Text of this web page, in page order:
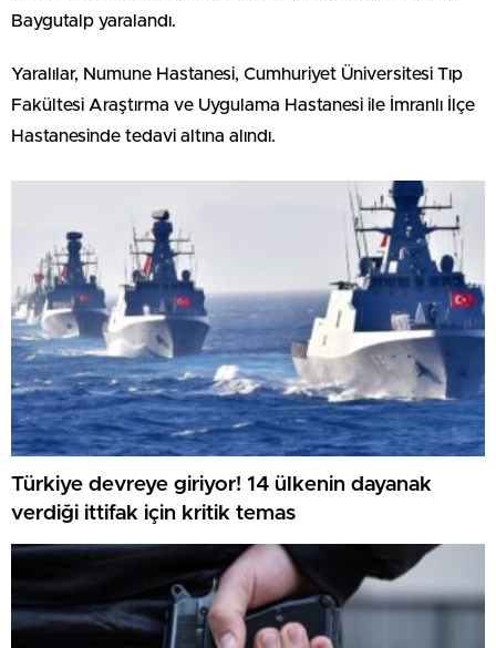
Baygutalp yaralandı.
Yaralılar, Numune Hastanesi, Cumhuriyet Üniversitesi Tıp
Fakültesi Araştırma ve Uygulama Hastanesi ile İmranlı İlçe
Hastanesinde tedavi altına alındı.
Türkiye devreye giriyor! 14 ülkenin dayanak
verdiği ittifak için kritik temas